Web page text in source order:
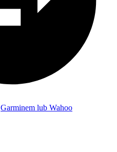
Garminem lub Wahoo